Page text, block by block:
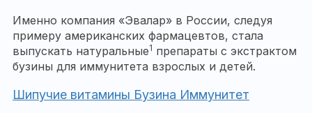
Именно компания «Эвалар» в России, следуя
примеру американских фармацевтов, стала
выпускать натуральные1 препараты с экстрактом
бузины для иммунитета взрослых и детей.
Шипучие витамины Бузина Иммунитет